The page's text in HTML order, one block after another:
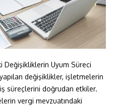
Değişikliklerin Uyum Süreci
değişiklikler, işletmelerin
iş süreçlerini doğrudan etkiler.
vergi mevzuatındaki